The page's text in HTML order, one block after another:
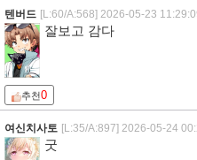
텐버드 [L:60/A:568] 2026-05-23
잘보고 감다
추천0
여신치사토 [L:35/A:897] 2026-05-24
굿